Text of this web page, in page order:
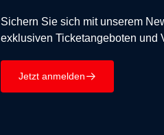
Sichern Sie sich mit unserem
exklusiven Ticketangeboten und
Jetzt anmelden􀄫